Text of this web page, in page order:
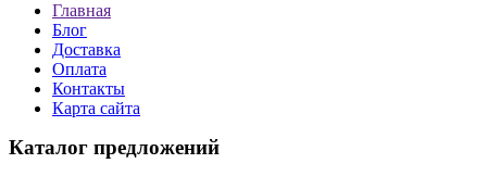
Главная
Блог
Доставка
Оплата
Контакты
Карта сайта
Каталог предложений